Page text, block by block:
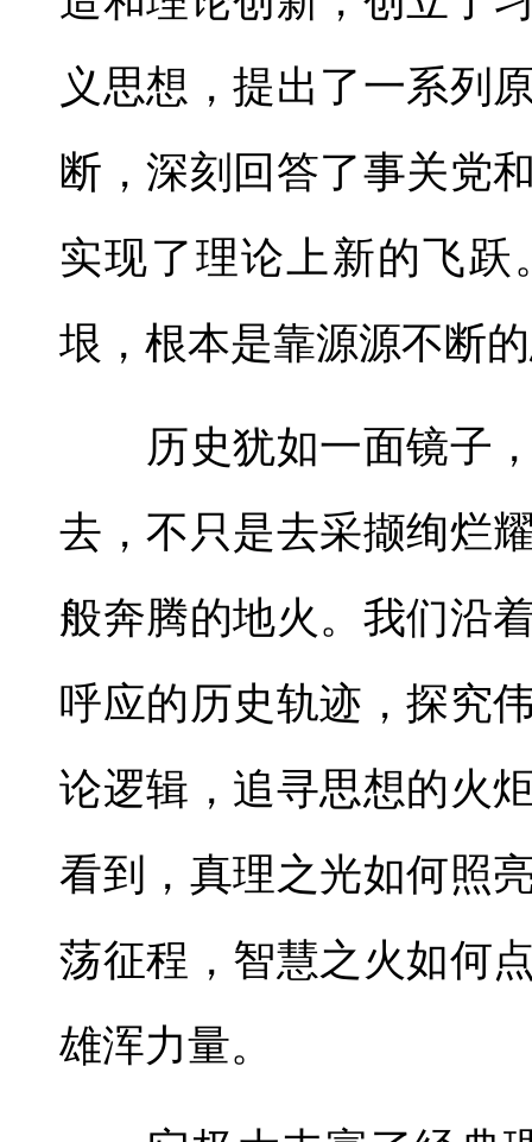
义思想，提出了一系列
断，深刻回答了事关党
实现了理论上新的飞
垠，根本是靠源源不断
历史犹如一面镜子，
去，不只是去采撷绚烂
般奔腾的地火。我们沿
呼应的历史轨迹，探究
论逻辑，追寻思想的火
看到，真理之光如何照
荡征程，智慧之火如何
雄浑力量。